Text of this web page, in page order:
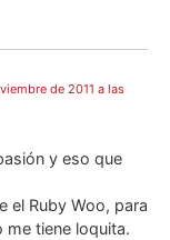
de 2011 a las
y eso que
el Ruby Woo, para
tiene loquita.